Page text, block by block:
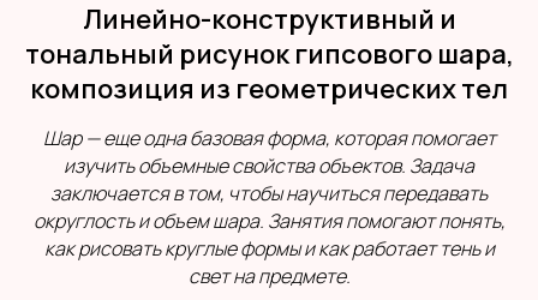
Линейно-конструктивный и
тональный рисунок гипсового шара,
композиция из геометрических тел
Шар — еще одна базовая форма, которая помогает
изучить объемные свойства объектов. Задача
заключается в том, чтобы научиться передавать
округлость и объем шара. Занятия помогают понять,
как рисовать круглые формы и как работает тень и
свет на предмете.